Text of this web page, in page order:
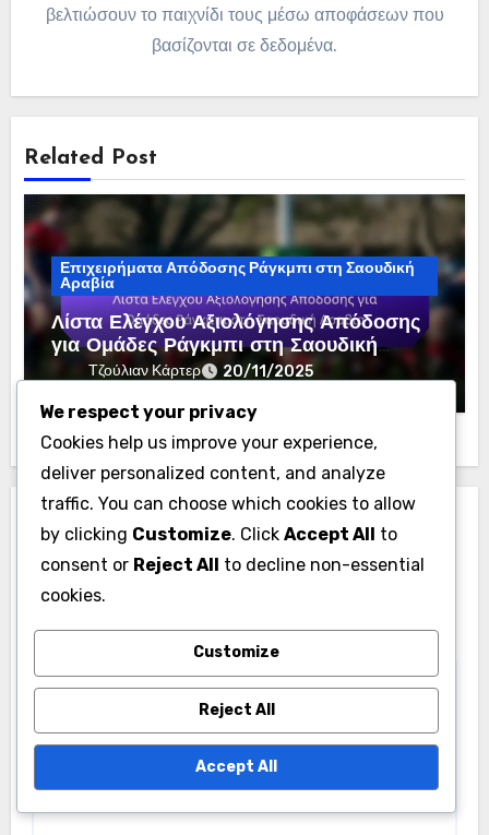
βελτιώσουν το παιχνίδι τους μέσω αποφάσεων που
βασίζονται σε δεδομένα.
Related Post
Επιχειρήματα Απόδοσης Ράγκμπι στη Σαουδική
Αραβία
Λίστα Ελέγχου Αξιολόγησης Απόδοσης
για Ομάδες Ράγκμπι στη Σαουδική
ΑραβίαΤζούλιαν Κάρτερ 20/11/2025
Leave a Reply
Your email address will not be published. Required
fields are marked
We respect your privacy
Cookies help us improve your experience,
deliver personalized content, and analyze
traffic. You can choose which cookies to allow
by clicking Customize. Click Accept All to
consent or Reject All to decline non-essential
cookies.
Customize
Reject All
Accept All